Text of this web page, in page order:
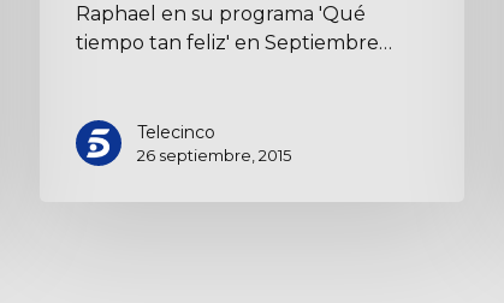
Raphael en su programa 'Qué
tiempo tan feliz' en Septiembre…
Telecinco
26 septiembre, 2015